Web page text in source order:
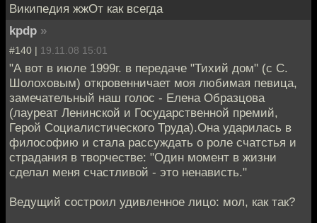
Википедия жжОт как всегда
kpdp »
#140 | 19.11.08 15:01
"А вот в июле 1999г. в передаче "Тихий дом" (с С.
Шолоховым) откровенничает моя любимая певица,
замечательный наш голос - Елена Образцова
(лауреат Ленинской и Государственной премий,
Герой Социалистического Труда).Она ударилась в
философию и стала рассуждать о роле счатстья и
страдания в творчестве: "Один момент в жизни
сделал меня счастливой - это ненависть."
Ведущий состроил удивленное лицо: мол, как так?